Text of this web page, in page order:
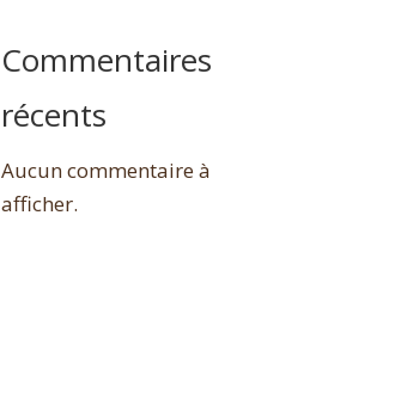
Commentaires
récents
Aucun commentaire à
afficher.